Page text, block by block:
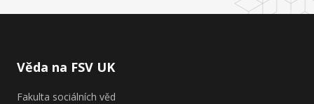
Věda na FSV UK
Fakulta sociálních věd